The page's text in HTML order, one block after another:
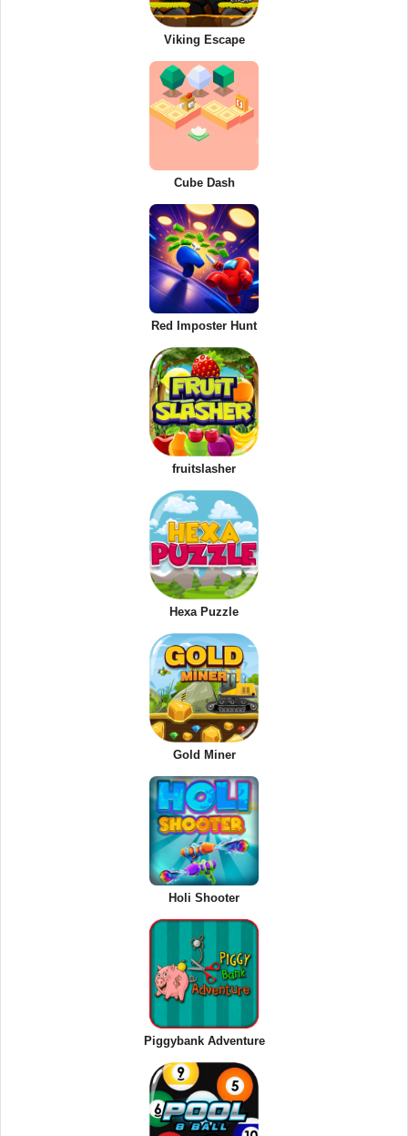
Viking Escape
Cube Dash
Red Imposter Hunt
fruitslasher
Hexa Puzzle
Gold Miner
Holi Shooter
Piggybank Adventure